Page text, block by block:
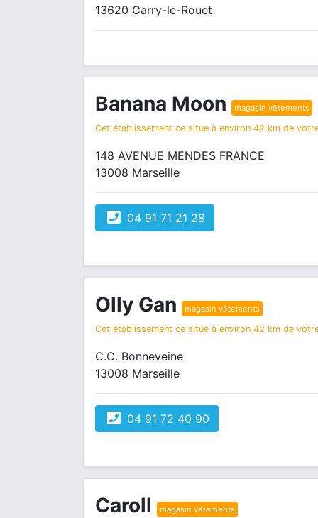
13620 Carry-le-Rouet
Banana Moon magasin vêtements
Cet établissement ce situe à environ 42 km de
148 AVENUE MENDES FRANCE
13008 Marseille
04 91 71 21 28
Olly Gan magasin vêtements
Cet établissement ce situe à environ 42 km de
C.C. Bonneveine
13008 Marseille
04 91 72 40 90
Caroll magasin vêtements